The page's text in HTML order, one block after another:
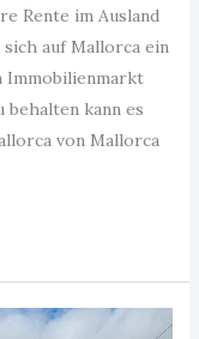
Rente im Ausland
auf Mallorca ein
Immobilienmarkt
behalten kann es
von Mallorca